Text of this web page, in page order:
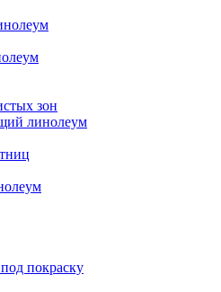
зон
линолеум
покраску